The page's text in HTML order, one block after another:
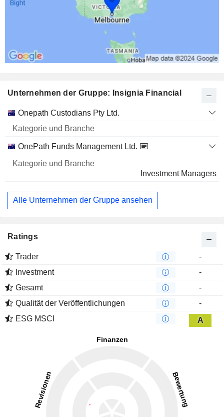
Unternehmen der Gruppe: Insignia Financial
Name
Kategorie
Branche
Onepath Custodians Pty Ltd.
OnePath Funds Management Ltd.
Investment Managers
Alle Unternehmen der Gruppe ansehen
Ratings
Trader
-
Investment
-
Gesamt
-
Qualität der Veröffentlichungen
-
ESG MSCI
A